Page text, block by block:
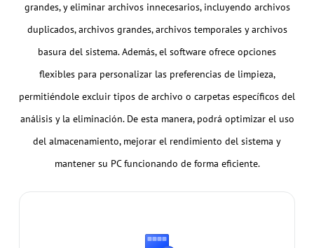
grandes, y eliminar archivos innecesarios, incluyendo archivos
duplicados, archivos grandes, archivos temporales y archivos
basura del sistema. Además, el software ofrece opciones
flexibles para personalizar las preferencias de limpieza,
permitiéndole excluir tipos de archivo o carpetas específicos del
análisis y la eliminación. De esta manera, podrá optimizar el uso
del almacenamiento, mejorar el rendimiento del sistema y
mantener su PC funcionando de forma eficiente.